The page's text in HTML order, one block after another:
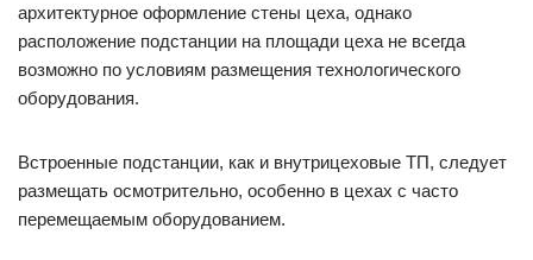
архитектурное оформление стены цеха, однако
расположение подстанции на площади цеха не всегда
возможно по условиям размещения технологического
оборудования.
Встроенные подстанции, как и внутрицеховые ТП, следует
размещать осмотрительно, особенно в цехах с часто
перемещаемым оборудованием.